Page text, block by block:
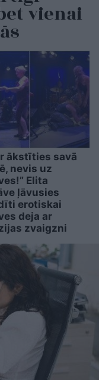
vienai
ākstīties savā
nevis uz
Elita
ļāvusies
erotiskai
deja ar
zvaigzni